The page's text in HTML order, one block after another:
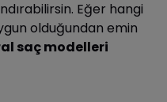
Eğer hangi
olduğundan emin
saç modelleri